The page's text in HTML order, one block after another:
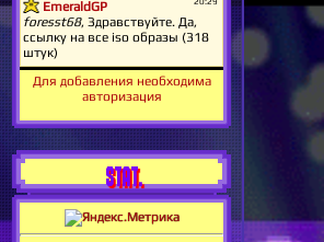
Для добавления необходима
авторизация
STAT.